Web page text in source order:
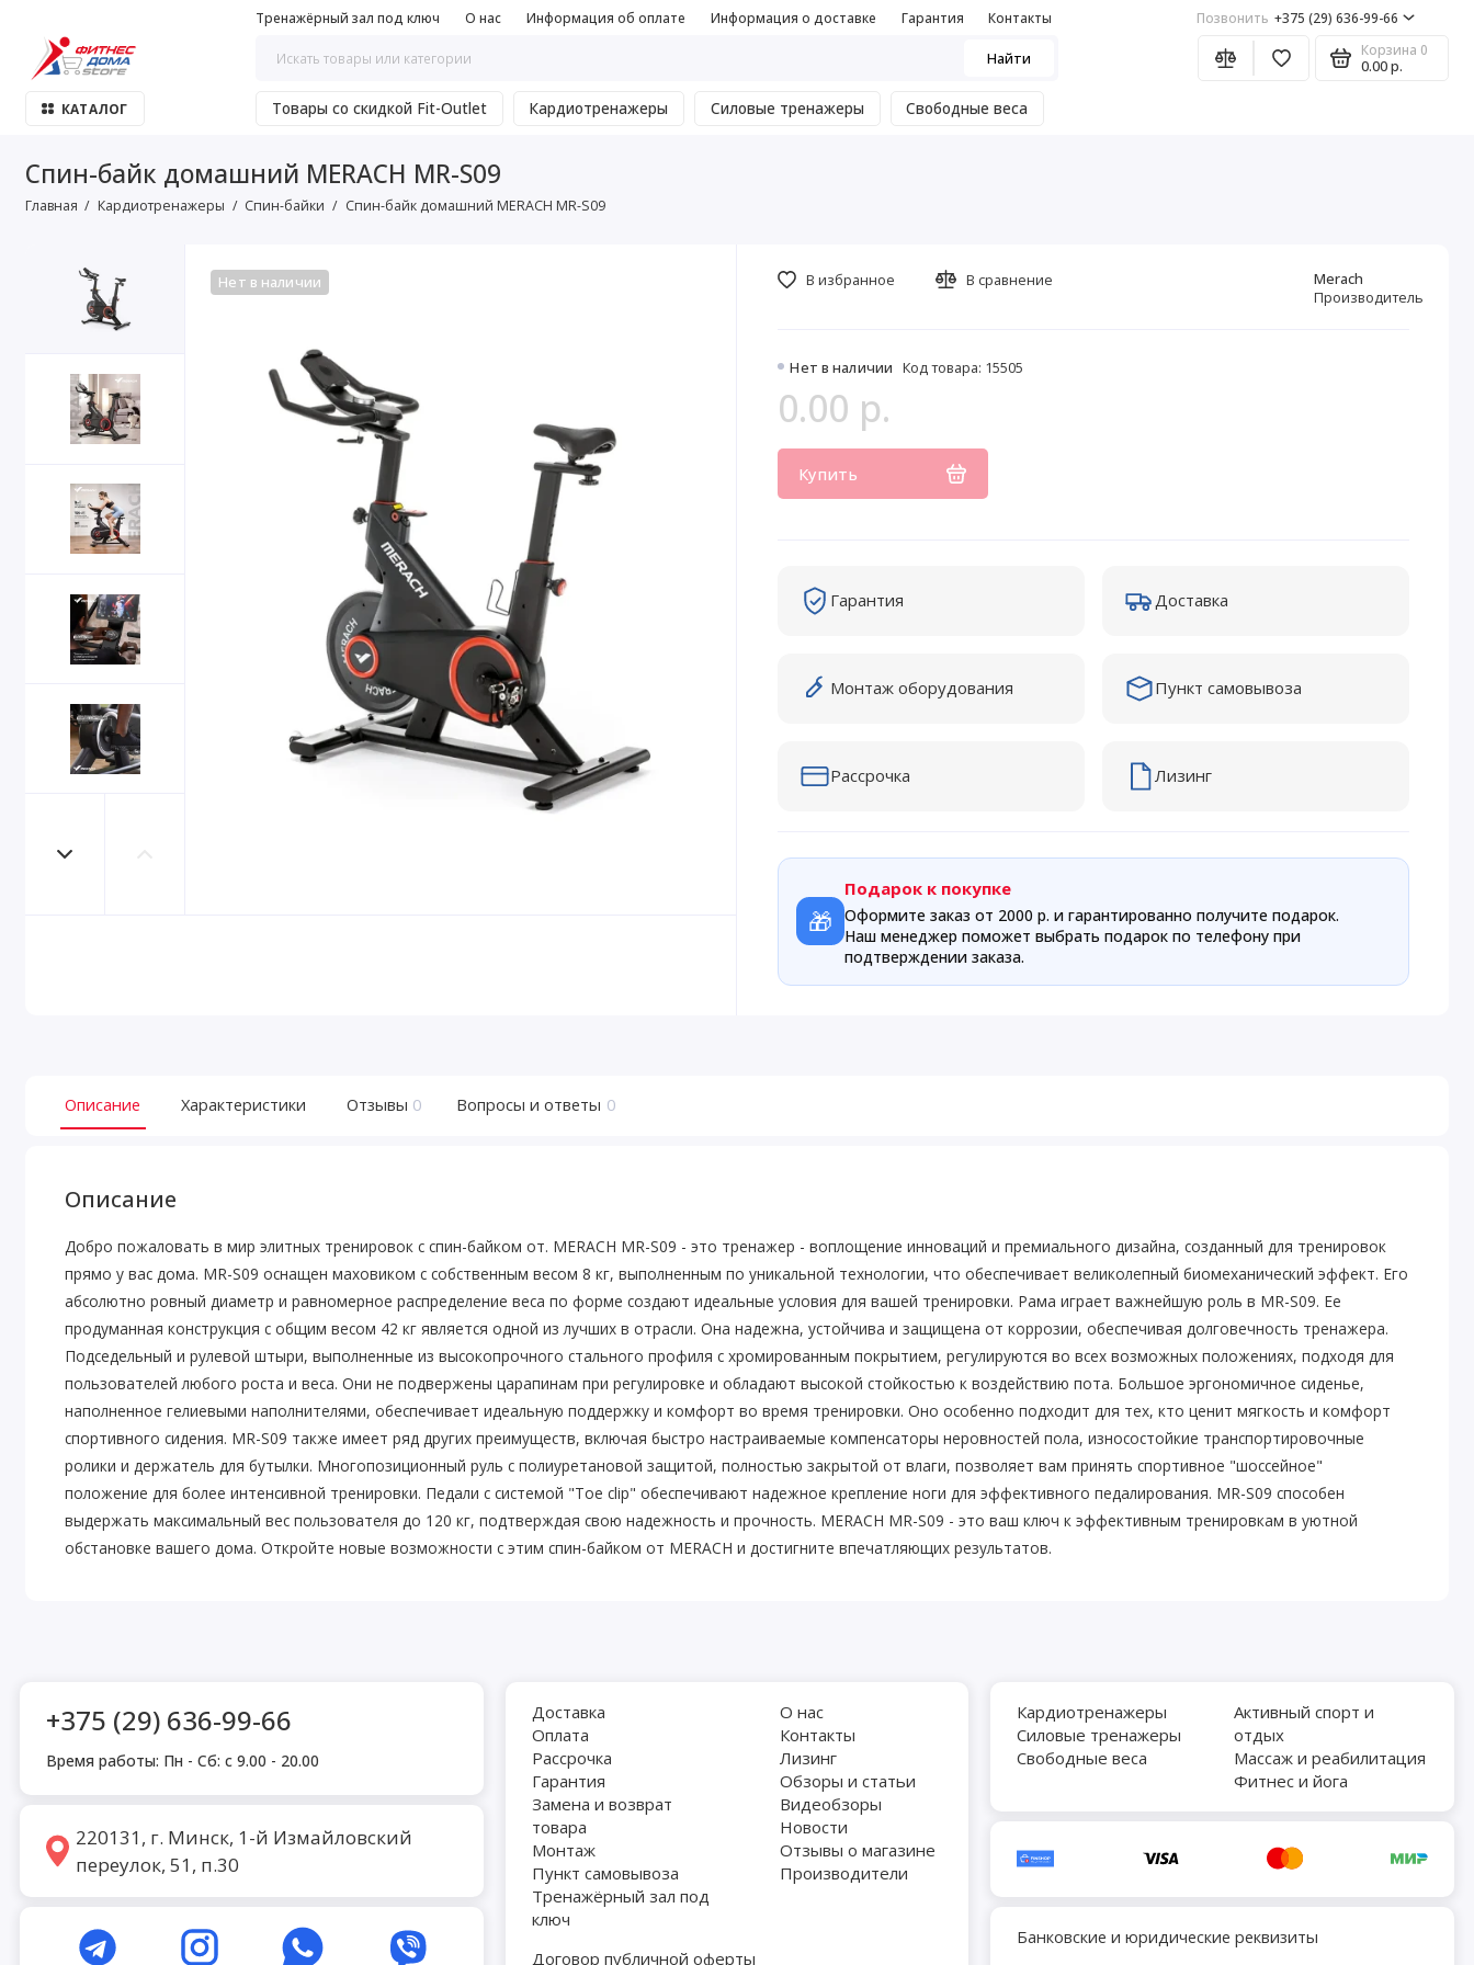
Тренажёрный зал под ключ О нас Информация об оплате Информация о доставке Гарантия Контакты Позвонить +375 (29) 636-99-66
Найти Корзина 0
0.00 р.
КАТАЛОГ Товары со скидкой Fit-Outlet Кардиотренажеры Силовые тренажеры Свободные веса
Спин-байк домашний MERACH MR-S09
Главная Кардиотренажеры Спин-байки Спин-байк домашний MERACH MR-S09
Нет в наличии
Нет в наличии Код товара: 15505
Merach
Производитель
0.00 р.
Купить
В избранное В сравнение
Гарантия Доставка
Монтаж оборудования Пункт самовывоза
Рассрочка Лизинг
🎁
Подарок к покупке
Оформите заказ от 2000 р. и гарантированно получите подарок.
Наш менеджер поможет выбрать подарок по телефону при
подтверждении заказа.
Описание Характеристики Отзывы 0 Вопросы и ответы 0
Описание
Добро пожаловать в мир элитных тренировок с спин-байком от. MERACH MR-S09 - это тренажер - воплощение инноваций и премиального дизайна, созданный для тренировок
прямо у вас дома. MR-S09 оснащен маховиком с собственным весом 8 кг, выполненным по уникальной технологии, что обеспечивает великолепный биомеханический эффект. Его
абсолютно ровный диаметр и равномерное распределение веса по форме создают идеальные условия для вашей тренировки. Рама играет важнейшую роль в MR-S09. Ее
продуманная конструкция с общим весом 42 кг является одной из лучших в отрасли. Она надежна, устойчива и защищена от коррозии, обеспечивая долговечность тренажера.
Подседельный и рулевой штыри, выполненные из высокопрочного стального профиля с хромированным покрытием, регулируются во всех возможных положениях, подходя для
пользователей любого роста и веса. Они не подвержены царапинам при регулировке и обладают высокой стойкостью к воздействию пота. Большое эргономичное сиденье,
наполненное гелиевыми наполнителями, обеспечивает идеальную поддержку и комфорт во время тренировки. Оно особенно подходит для тех, кто ценит мягкость и комфорт
спортивного сидения. MR-S09 также имеет ряд других преимуществ, включая быстро настраиваемые компенсаторы неровностей пола, износостойкие транспортировочные
ролики и держатель для бутылки. Многопозиционный руль с полиуретановой защитой, полностью закрытой от влаги, позволяет вам принять спортивное "шоссейное"
положение для более интенсивной тренировки. Педали с системой "Toe clip" обеспечивают надежное крепление ноги для эффективного педалирования. MR-S09 способен
выдержать максимальный вес пользователя до 120 кг, подтверждая свою надежность и прочность. MERACH MR-S09 - это ваш ключ к эффективным тренировкам в уютной
обстановке вашего дома. Откройте новые возможности с этим спин-байком от MERACH и достигните впечатляющих результатов.
+375 (29) 636-99-66
Время работы: Пн - Сб: с 9.00 - 20.00
220131, г. Минск, 1-й Измайловский
переулок, 51, п.30
Доставка
Оплата
Рассрочка
Гарантия
Замена и возврат
товара
Монтаж
Пункт самовывоза
Тренажёрный зал под
ключ
О нас
Контакты
Лизинг
Обзоры и статьи
Видеобзоры
Новости
Отзывы о магазине
Производители
Договор публичной оферты
Кардиотренажеры
Силовые тренажеры
Свободные веса
Активный спорт и
отдых
Массаж и реабилитация
Фитнес и йога
Банковские и юридические реквизиты